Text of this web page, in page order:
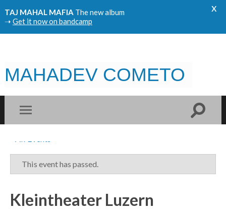
TAJ MAHAL MAFIA The new album
➝ Get it now on bandcamp
x
MAHADEV COMETO
This event has passed.
Kleintheater Luzern